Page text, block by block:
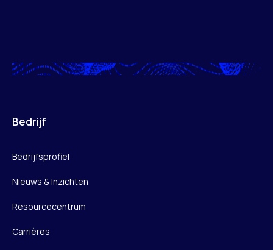
Bedrijf
Bedrijfsprofiel
Nieuws & Inzichten
Resourcecentrum
Carrières